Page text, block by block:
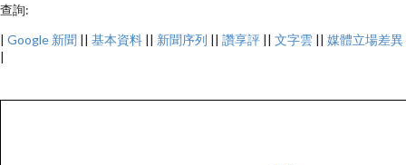
查詢:
| Google 新聞 || 基本資料 || 新聞序列 || 讚享評 || 文字雲 || 媒體立場差異
|